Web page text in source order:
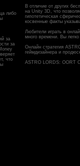
либо
за
за
что
В отличие от других
на Unity 3D, что
гипотетическая
косвенные факты
Любители играть в
много времени. Вы
Онлайн стратегия
геймдизайнера и
ASTRO LORDS: OORT